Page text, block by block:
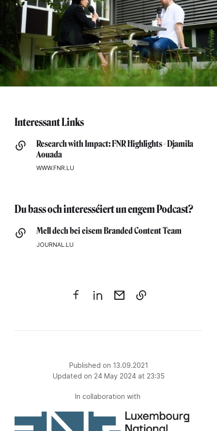
Interessant Links
Research with Impact: FNR Highlights - Djamila
Aouada
WWW.FNR.LU
Du bass och interesséiert un engem Podcast?
Mell dech bei eisem Branded Content Team
JOURNAL.LU
Published on 13.09.2021
Updated on 24 May 2024 at 23:35
In collaboration with